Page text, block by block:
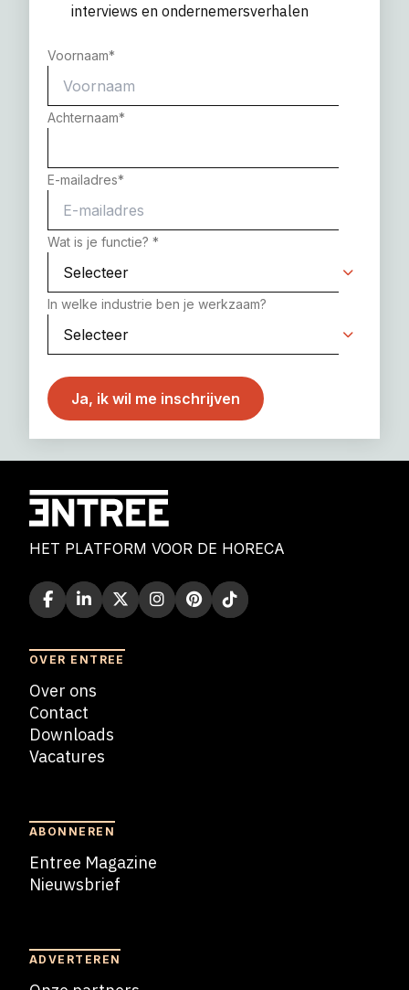
interviews en ondernemersverhalen
Voornaam*
Achternaam*
E-mailadres*
Wat is je functie? *
In welke industrie ben je werkzaam?
HET PLATFORM VOOR DE HORECA
OVER ENTREE
Over ons
Contact
Downloads
Vacatures
ABONNEREN
Entree Magazine
Nieuwsbrief
ADVERTEREN